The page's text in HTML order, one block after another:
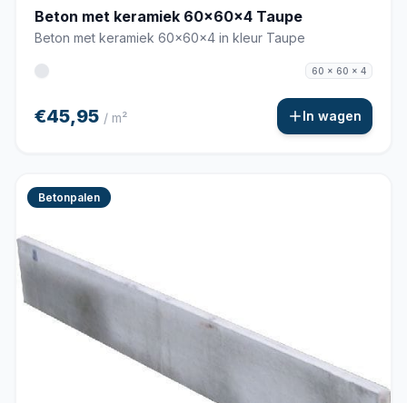
Beton met keramiek 60x60x4 Taupe
Beton met keramiek 60x60x4 in kleur Taupe
60 x 60 x 4
€45,95 / m² In wagen
Betonpalen